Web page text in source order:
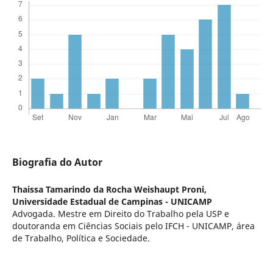
Biografia do Autor
Thaissa Tamarindo da Rocha Weishaupt Proni,
Universidade Estadual de Campinas - UNICAMP
Advogada. Mestre em Direito do Trabalho pela USP e
doutoranda em Ciências Sociais pelo IFCH - UNICAMP, área
de Trabalho, Política e Sociedade.